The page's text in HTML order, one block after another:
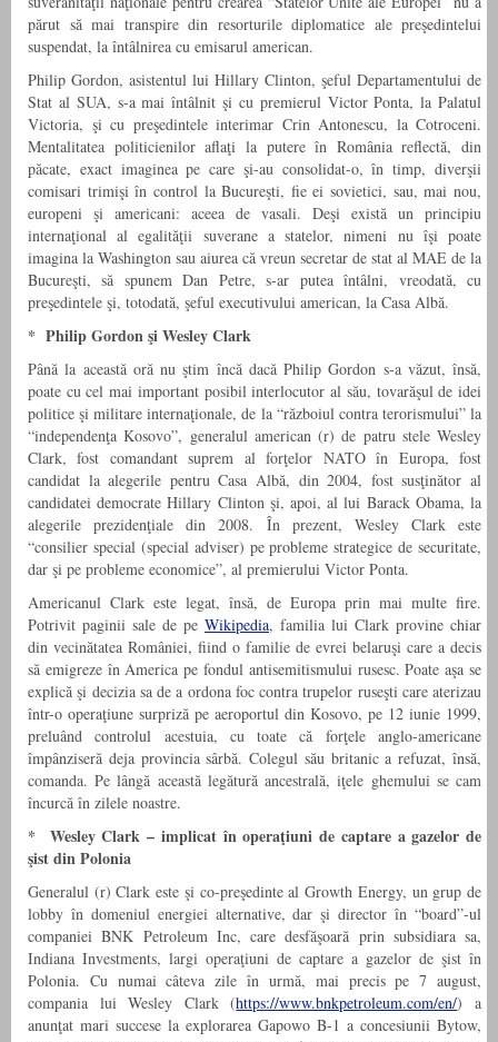
părut să mai transpire din resorturile diplomatice ale preşedintelui
suspendat, la întâlnirea cu emisarul american.
Philip Gordon, asistentul lui Hillary Clinton, şeful Departamentului de
Stat al SUA, s-a mai întâlnit şi cu premierul Victor Ponta, la Palatul
Victoria, şi cu preşedintele interimar Crin Antonescu, la Cotroceni.
Mentalitatea politicienilor aflaţi la putere în România reflectă, din
păcate, exact imaginea pe care şi-au consolidat-o, în timp, diverşii
comisari trimişi în control la Bucureşti, fie ei sovietici, sau, mai nou,
europeni şi americani: aceea de vasali. Deşi există un principiu
internaţional al egalităţii suverane a statelor, nimeni nu îşi poate
imagina la Washington sau aiurea că vreun secretar de stat al MAE de la
Bucureşti, să spunem Dan Petre, s-ar putea întâlni, vreodată, cu
preşedintele şi, totodată, şeful executivului american, la Casa Albă.
* Philip Gordon şi Wesley Clark
Până la această oră nu ştim încă dacă Philip Gordon s-a văzut, însă,
poate cu cel mai important posibil interlocutor al său, tovarăşul de idei
politice şi militare internaţionale, de la “războiul contra terorismului” la
“independenţa Kosovo”, generalul american (r) de patru stele Wesley
Clark, fost comandant suprem al forţelor NATO în Europa, fost
candidat la alegerile pentru Casa Albă, din 2004, fost susţinător al
candidatei democrate Hillary Clinton şi, apoi, al lui Barack Obama, la
alegerile prezidenţiale din 2008. În prezent, Wesley Clark este
“consilier special (special adviser) pe probleme strategice de securitate,
dar şi pe probleme economice”, al premierului Victor Ponta.
Americanul Clark este legat, însă, de Europa prin mai multe fire.
Potrivit paginii sale de pe Wikipedia, familia lui Clark provine chiar
din vecinătatea României, fiind o familie de evrei belaruşi care a decis
să emigreze în America pe fondul antisemitismului rusesc. Poate aşa se
explică şi decizia sa de a ordona foc contra trupelor ruseşti care aterizau
într-o operaţiune surpriză pe aeroportul din Kosovo, pe 12 iunie 1999,
preluând controlul acestuia, cu toate că forţele anglo-americane
împânziseră deja provincia sârbă. Colegul său britanic a refuzat, însă,
comanda. Pe lângă această legătură ancestrală, iţele ghemului se cam
încurcă în zilele noastre.
* Wesley Clark – implicat în operaţiuni de captare a gazelor de
şist din Polonia
Generalul (r) Clark este şi co-preşedinte al Growth Energy, un grup de
lobby în domeniul energiei alternative, dar şi director în “board”-ul
companiei BNK Petroleum Inc, care desfăşoară prin subsidiara sa,
Indiana Investments, largi operaţiuni de captare a gazelor de şist în
Polonia. Cu numai câteva zile în urmă, mai precis pe 7 august,
compania lui Wesley Clark (https://www.bnkpetroleum.com/en/) a
anunţat mari succese la explorarea Gapowo B-1 a concesiunii Bytow,